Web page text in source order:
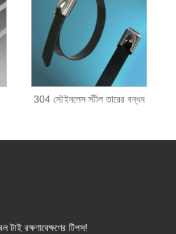
304 স্টেইনলেস স্টীল তারের বন্ধন
টাই রক্ষণাবেক্ষণের টিপস!